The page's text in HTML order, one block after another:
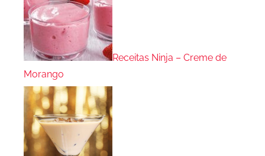
Receitas Ninja – Creme de
Morango